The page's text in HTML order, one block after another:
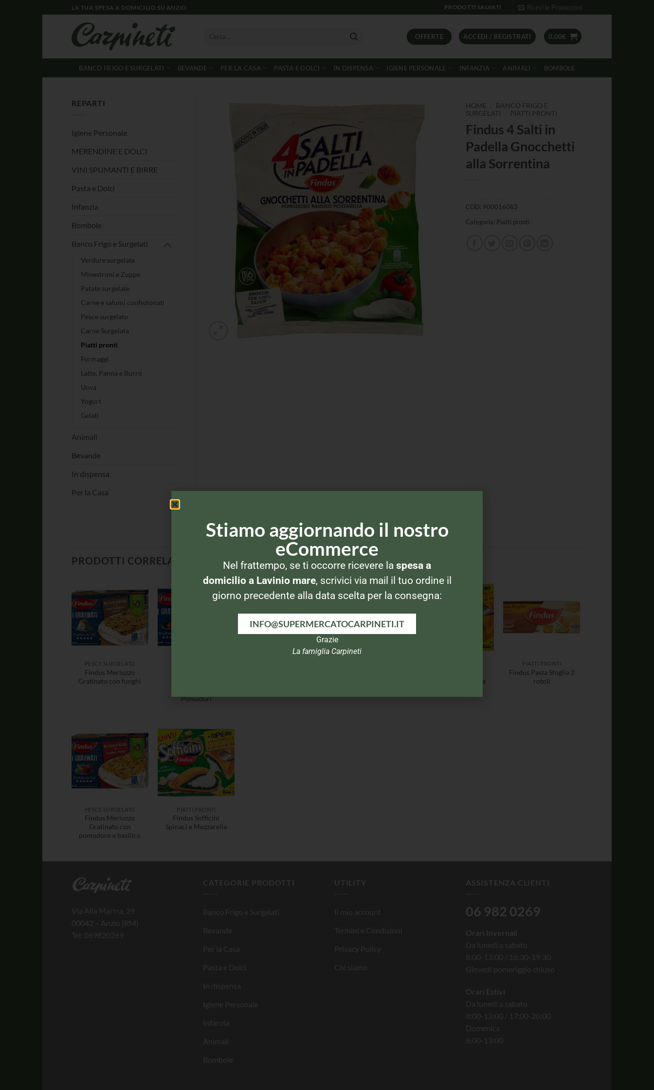
LA TUA SPESA A DOMICILIO SU ANZIO PRODOTTI SALVATI Ricevi le Promozioni
OFFERTE ACCEDI / REGISTRATI 0,00€
BANCO FRIGO E SURGELATI BEVANDE PER LA CASA PASTA E DOLCI IN DISPENSA IGIENE PERSONALE INFANZIA ANIMALI BOMBOLE
HOME
BANCO FRIGO E
SURGELATI
PIATTI PRONTI
Findus 4 Salti in
Padella Gnocchetti
alla Sorrentina
COD: 900016083
Categoria: Piatti pronti
REPARTI
Igiene Personale
MERENDINE E DOLCI
VINI SPUMANTI E BIRRE
Pasta e Dolci
Infanzia
Bombole
Banco Frigo e Surgelati
Verdure surgelate
Minestroni e Zuppe
Patate surgelate
Carne e salumi confezionati
Pesce surgelato
Carne Surgelata
Piatti pronti
Formaggi
Latte, Panna e Burro
Uova
Yogurt
Gelati
Animali
Bevande
In dispensa
Per la Casa
PRODOTTI CORRELATI
PESCE SURGELATO
Findus Merluzzo
Gratinato con funghi
Pomodori
Funghi e Mozzarella
PIATTI PRONTI
Findus Pasta Sfoglia 2
rotoli
PESCE SURGELATO
Findus Merluzzo
Gratinato con
pomodoro e basilico
PIATTI PRONTI
Findus Sofficini
Spinaci e Mozzarella
Via Alla Marina, 29
00042 – Anzio (RM)
Tel: 069820269
CATEGORIE PRODOTTI
Banco Frigo e Surgelati
Bevande
Per la Casa
Pasta e Dolci
In dispensa
Igiene Personale
Infanzia
Animali
Bombole
UTILITY
Il mio account
Termini e Condizioni
Privacy Policy
Chi siamo
ASSISTENZA CLIENTI
06 982 0269
Orari Invernali
Da lunedì a sabato
8:00-13:00 / 16:30-19:30
Giovedì pomeriggio chiuso
Orari Estivi
Da lunedì a sabato
8:00-13:00 / 17:00-20:00
Domenica
8:00-13:00
Stiamo aggiornando il nostro
eCommerce
Nel frattempo, se ti occorre ricevere la spesa a
domicilio a Lavinio mare, scrivici via mail il tuo ordine il
giorno precedente alla data scelta per la consegna:
INFO@SUPERMERCATOCARPINETI.IT
Grazie
La famiglia Carpineti